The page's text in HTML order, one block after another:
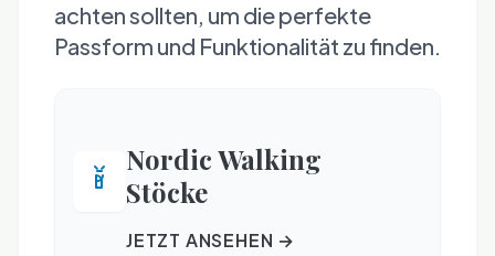
achten sollten, um die perfekte
Passform und Funktionalität zu finden.
Nordic Walking
Stöcke
JETZT ANSEHEN →